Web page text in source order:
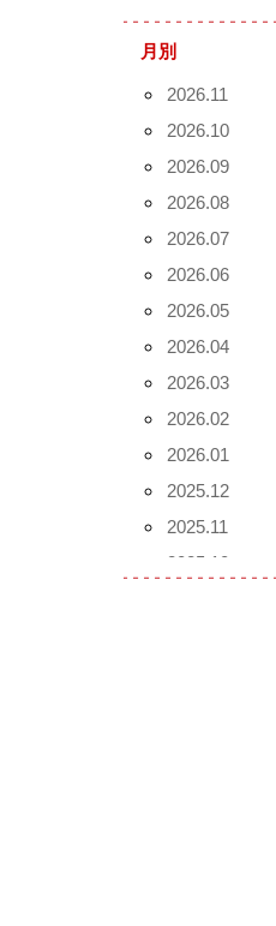
月別
2026.11
2026.10
2026.09
2026.08
2026.07
2026.06
2026.05
2026.04
2026.03
2026.02
2026.01
2025.12
2025.11
2025.10